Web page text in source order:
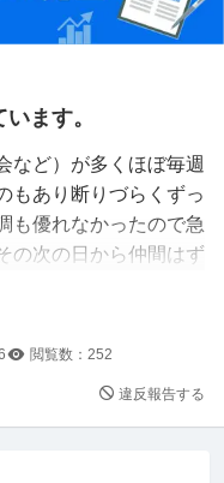
ます。
など）が多くほぼ毎週
もあり断りづらくずっ
も優れなかったので急
の次の日から仲間はず
ってしまいました。
るのを見ていたので
今回は目の前で自分の
ったり、挨拶を無視さ
いストレスでほとんど
ています。
閲覧数： 252
違反報告する